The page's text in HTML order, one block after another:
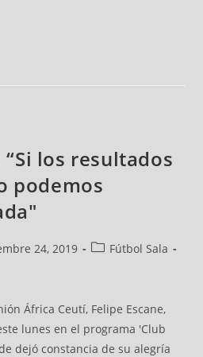
“Si los resultados
podemos
24, 2019
Fútbol Sala
África Ceutí, Felipe Escane,
lunes en el programa 'Club
dejó constancia de su alegría